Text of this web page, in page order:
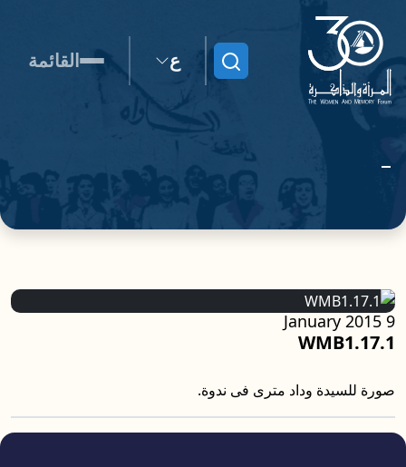
ابحث ع القائمة
WMB1.17.1
9 January 2015
صورة للسيدة وداد مترى فى ندوة.